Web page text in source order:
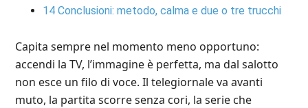
14 Conclusioni: metodo, calma e due o tre trucchi
Capita sempre nel momento meno opportuno:
accendi la TV, l’immagine è perfetta, ma dal salotto
non esce un filo di voce. Il telegiornale va avanti
muto, la partita scorre senza cori, la serie che